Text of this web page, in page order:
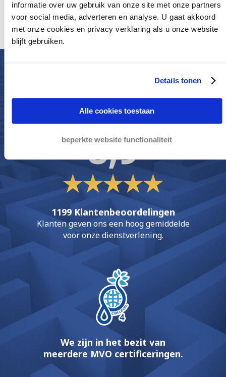
informatie over uw gebruik van onze site met onze partners
voor social media, adverteren en analyse. U gaat akkoord
met onze cookies en privacy verklaring als u onze website
blijft gebruiken.
Details tonen
Alle cookies toestaan
beperkte website functionaliteit
+32 (0)320 679 69
8,9
1199 Klantenbeoordelingen
Klanten geven ons een hoog gemiddelde
voor onze dienstverlening.
We zijn in het bezit van
meerdere MVO certificeringen.